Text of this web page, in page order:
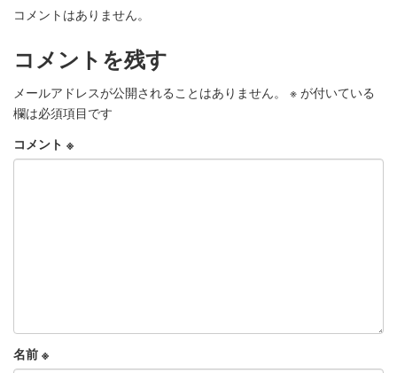
コメントはありません。
コメントを残す
メールアドレスが公開されることはありません。 ※ が付いている
欄は必須項目です
コメント ※
名前 ※